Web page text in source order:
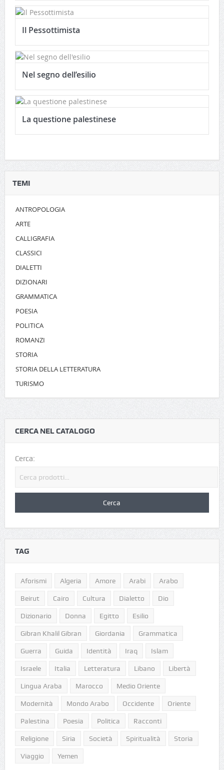
Il Pessottimista
Nel segno dell’esilio
La questione palestinese
TEMI
ANTROPOLOGIA
ARTE
CALLIGRAFIA
CLASSICI
DIALETTI
DIZIONARI
GRAMMATICA
POESIA
POLITICA
ROMANZI
STORIA
STORIA DELLA LETTERATURA
TURISMO
CERCA NEL CATALOGO
Cerca:
TAG
Aforismi Algeria Amore Arabi Arabo
Beirut Cairo Cultura Dialetto Dio
Dizionario Donna Egitto Esilio
Gibran Khalil Gibran Giordania Grammatica
Guerra Guida Identità Iraq Islam
Israele Italia Letteratura Libano Libertà
Lingua Araba Marocco Medio Oriente
Modernità Mondo Arabo Occidente Oriente
Palestina Poesia Politica Racconti
Religione Siria Società Spiritualità Storia
Viaggio Yemen